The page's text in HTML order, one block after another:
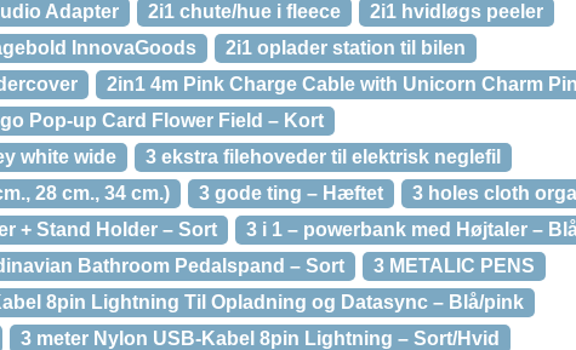
Adapter 2i1 chute/hue i fleece
2i1 hvidløgs peeler
InnovaGoods
2i1 oplader station til bilen
2in1 4m Pink Charge Cable with Unicorn Charm
Pop-up Card Flower Field – Kort
white wide
3 ekstra filehoveder til elektrisk neglefil
28 cm., 34 cm.)
3 gode ting – Hæftet
3 holes cloth
+ Stand Holder – Sort
3 i 1 – powerbank med Højtaler –
Bathroom Pedalspand – Sort
3 METALIC PENS
8pin Lightning Til Opladning og Datasync – Blå/pink
3 meter Nylon USB-Kabel 8pin Lightning – Sort/Hvid